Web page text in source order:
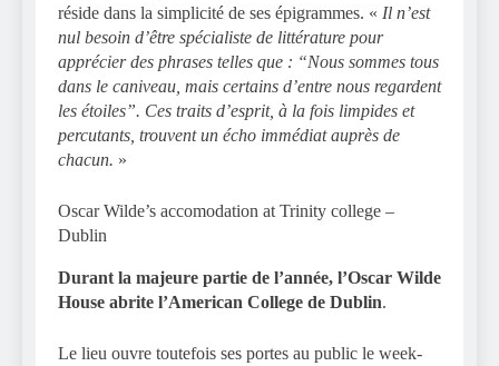
réside dans la simplicité de ses épigrammes. « Il n’est
nul besoin d’être spécialiste de littérature pour
apprécier des phrases telles que : “Nous sommes tous
dans le caniveau, mais certains d’entre nous regardent
les étoiles”. Ces traits d’esprit, à la fois limpides et
percutants, trouvent un écho immédiat auprès de
chacun. »
Oscar Wilde’s accomodation at Trinity college –
Dublin
Durant la majeure partie de l’année, l’Oscar Wilde
House abrite l’American College de Dublin.
Le lieu ouvre toutefois ses portes au public le week-